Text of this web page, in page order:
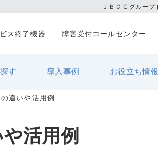
ＪＢＣＣグループ
す 導入事例 お役立ち情報
ス終了機器 障害受付コールセンター
違いや活用例
活用例